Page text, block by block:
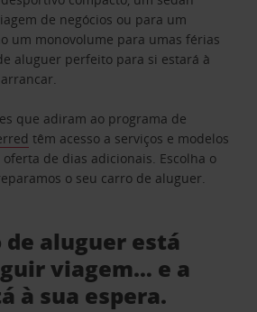
de negócios ou para um
um monovolume para umas férias
aluguer perfeito para si estará à
que adiram ao programa de
têm acesso a serviços e modelos
de dias adicionais. Escolha o
o seu carro de aluguer.
de aluguer está
viagem… e a
à sua espera.